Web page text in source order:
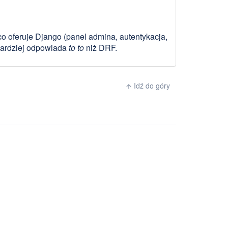
oferuje Django (panel admina, autentykacja,
odpowiadato to niż DRF.
arrow_upward Idź do góry